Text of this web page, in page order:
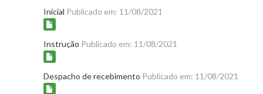
Inicial Publicado em: 11/08/2021
Instrução Publicado em: 11/08/2021
Despacho de recebimento Publicado em: 11/08/2021